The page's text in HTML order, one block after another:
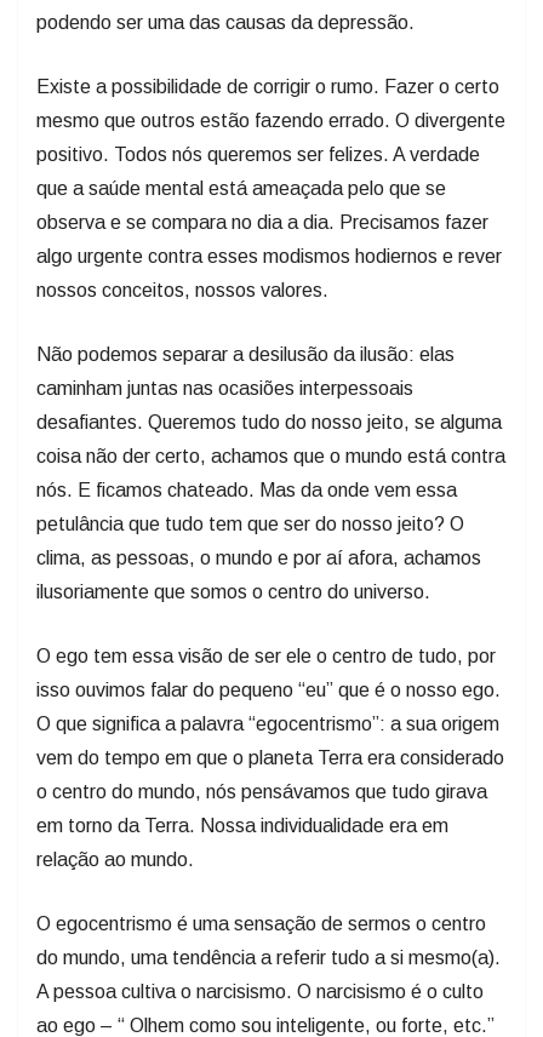
podendo ser uma das causas da depressão.
Existe a possibilidade de corrigir o rumo. Fazer o certo
mesmo que outros estão fazendo errado. O divergente
positivo. Todos nós queremos ser felizes. A verdade
que a saúde mental está ameaçada pelo que se
observa e se compara no dia a dia. Precisamos fazer
algo urgente contra esses modismos hodiernos e rever
nossos conceitos, nossos valores.
Não podemos separar a desilusão da ilusão: elas
caminham juntas nas ocasiões interpessoais
desafiantes. Queremos tudo do nosso jeito, se alguma
coisa não der certo, achamos que o mundo está contra
nós. E ficamos chateado. Mas da onde vem essa
petulância que tudo tem que ser do nosso jeito? O
clima, as pessoas, o mundo e por aí afora, achamos
ilusoriamente que somos o centro do universo.
O ego tem essa visão de ser ele o centro de tudo, por
isso ouvimos falar do pequeno “eu” que é o nosso ego.
O que significa a palavra “egocentrismo”: a sua origem
vem do tempo em que o planeta Terra era considerado
o centro do mundo, nós pensávamos que tudo girava
em torno da Terra. Nossa individualidade era em
relação ao mundo.
O egocentrismo é uma sensação de sermos o centro
do mundo, uma tendência a referir tudo a si mesmo(a).
A pessoa cultiva o narcisismo. O narcisismo é o culto
ao ego – “ Olhem como sou inteligente, ou forte, etc.”